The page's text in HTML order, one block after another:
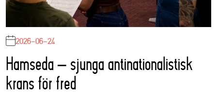
2026-06-24
Hamseda – sjunga antinationalistisk
krans för fred